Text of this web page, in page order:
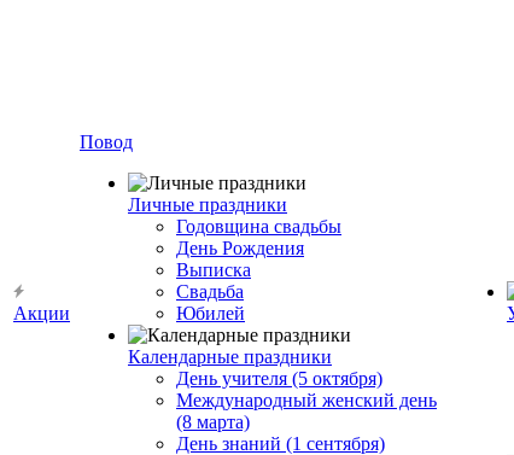
Акции
Повод
Личные праздники
Годовщина свадьбы
День Рождения
Выписка
Свадьба
Юбилей
Календарные праздники
День учителя (5 октября)
Международный женский день
(8 марта)
День знаний (1 сентября)